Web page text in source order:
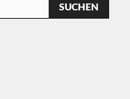
SUCHEN